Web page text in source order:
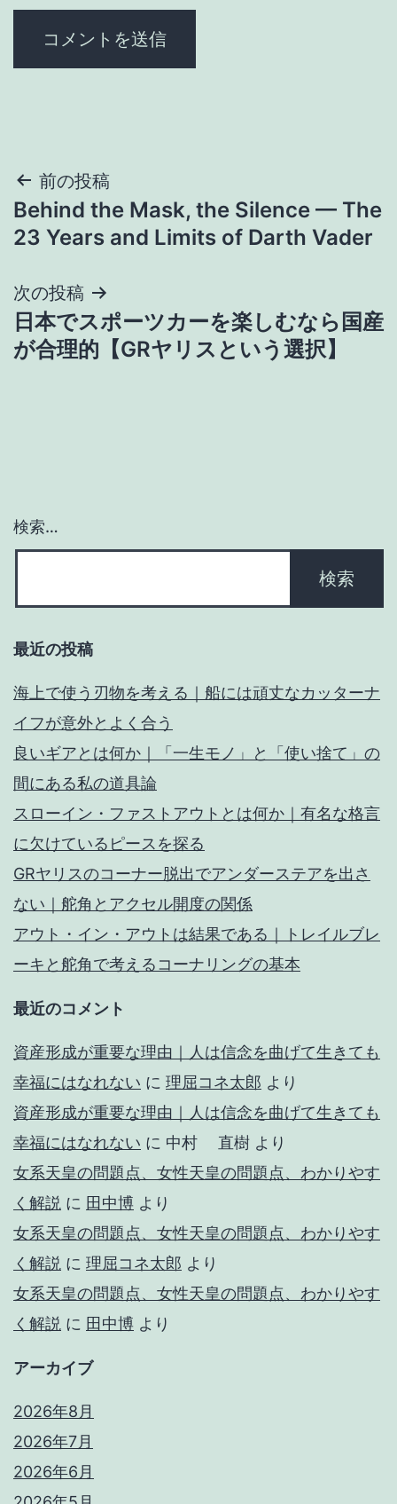
投
稿
ビ
ゲ
ン
前の投稿
Behind the Mask, the Silence — The
23 Years and Limits of Darth Vader
次の投稿
日本でスポーツカーを楽しむなら国産
が合理的【GRヤリスという選択】
検索…
最近の投稿
海上で使う刃物を考える｜船には頑丈なカッターナ
イフが意外とよく合う
良いギアとは何か｜「一生モノ」と「使い捨て」の
間にある私の道具論
スローイン・ファストアウトとは何か｜有名な格言
に欠けているピースを探る
GRヤリスのコーナー脱出でアンダーステアを出さ
ない｜舵角とアクセル開度の関係
アウト・イン・アウトは結果である｜トレイルブレ
ーキと舵角で考えるコーナリングの基本
最近のコメント
資産形成が重要な理由｜人は信念を曲げて生きても
幸福にはなれない に 理屈コネ太郎 より
資産形成が重要な理由｜人は信念を曲げて生きても
幸福にはなれない に 中村 直樹 より
女系天皇の問題点、女性天皇の問題点、わかりやす
く解説 に 田中博 より
女系天皇の問題点、女性天皇の問題点、わかりやす
く解説 に 理屈コネ太郎 より
女系天皇の問題点、女性天皇の問題点、わかりやす
く解説 に 田中博 より
アーカイブ
2026年8月
2026年7月
2026年6月